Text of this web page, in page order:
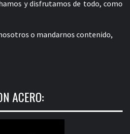
y disfrutamos de todo, como
o mandarnos contenido,
ACERO: